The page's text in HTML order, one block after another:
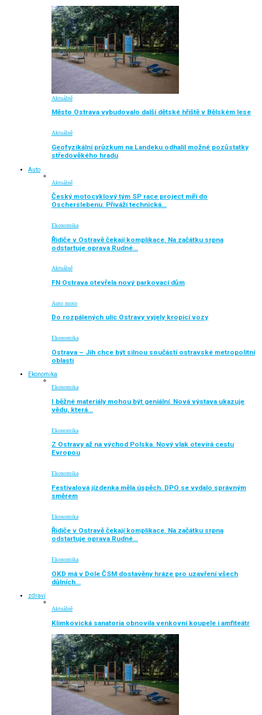
Aktuálně
Město Ostrava vybudovalo další dětské hřiště v Bělském lese
Aktuálně
Geofyzikální průzkum na Landeku odhalil možné pozůstatky
středověkého hradu
Auto
Aktuálně
Český motocyklový tým SP race project míří do
Oscherslebenu. Přiváží technická…
Ekonomika
Řidiče v Ostravě čekají komplikace. Na začátku srpna
odstartuje oprava Rudné…
Aktuálně
FN Ostrava otevřela nový parkovací dům
Auto moto
Do rozpálených ulic Ostravy vyjely kropicí vozy
Ekonomika
Ostrava – Jih chce být silnou součástí ostravské metropolitní
oblasti
Ekonomika
Ekonomika
I běžné materiály mohou být geniální. Nová výstava ukazuje
vědu, která…
Ekonomika
Z Ostravy až na východ Polska. Nový vlak otevírá cestu
Evropou
Ekonomika
Festivalová jízdenka měla úspěch. DPO se vydalo správným
směrem
Ekonomika
Řidiče v Ostravě čekají komplikace. Na začátku srpna
odstartuje oprava Rudné…
Ekonomika
OKD má v Dole ČSM dostavěny hráze pro uzavření všech
důlních…
zdraví
Aktuálně
Klimkovická sanatoria obnovila venkovní koupele i amfiteátr